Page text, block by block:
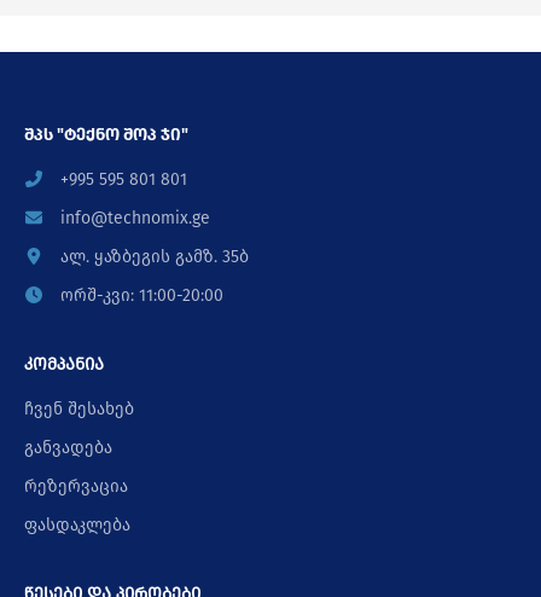
შპს "ტექნო შოპ ჯი"
+995 595 801 801
info@technomix.ge
ალ. ყაზბეგის გამზ. 35ბ
ორშ-კვი: 11:00-20:00
კომპანია
ჩვენ შესახებ
განვადება
რეზერვაცია
ფასდაკლება